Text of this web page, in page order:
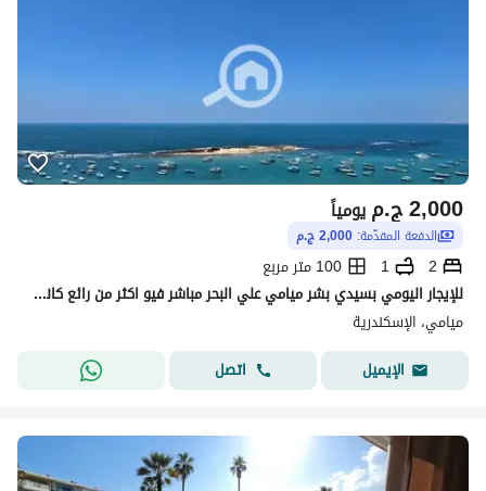
ج.م2,000 يومياً
الدفعة المقدّمة: 2,000 ج.م
2
1
100 متر مربع
للإيجار اليومي بسيدي بشر ميامي علي البحر مباشر فيو اكثر من رائع كانك فى قلب البحر
ميامي، الإسكندرية
الإيميل
اتصل